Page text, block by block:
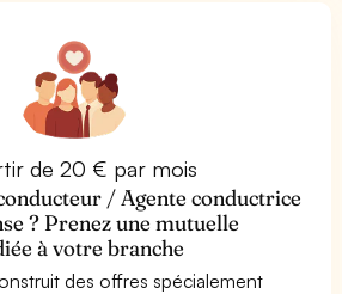
de 20 € par mois
/ Agente conductrice
? Prenez une mutuelle
à votre branche
des offres spécialement